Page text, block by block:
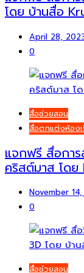
โดย บ้านสื่อ
April 28,
0
สื่อช่วยสอน
สื่อตกแต่งห้อง
แจกฟรี สื่อกา
คริสต์มาส โดย
November
0
สื่อช่วยสอน